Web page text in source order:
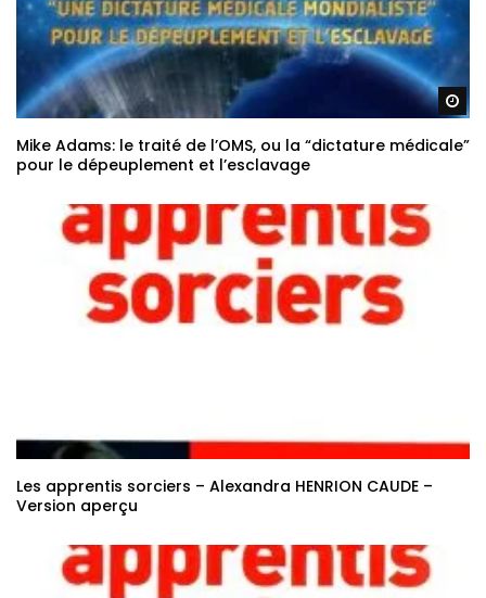
Mike Adams: le traité de l’OMS, ou la “dictature médicale”
pour le dépeuplement et l’esclavage
Les apprentis sorciers – Alexandra HENRION CAUDE –
Version aperçu